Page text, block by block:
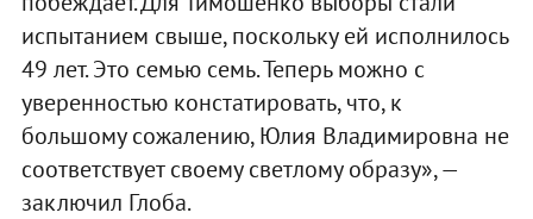
испытанием свыше, поскольку ей исполнилось
49 лет. Это семью семь. Теперь можно с
уверенностью констатировать, что, к
большому сожалению, Юлия Владимировна не
соответствует своему светлому образу», —
заключил Глоба.